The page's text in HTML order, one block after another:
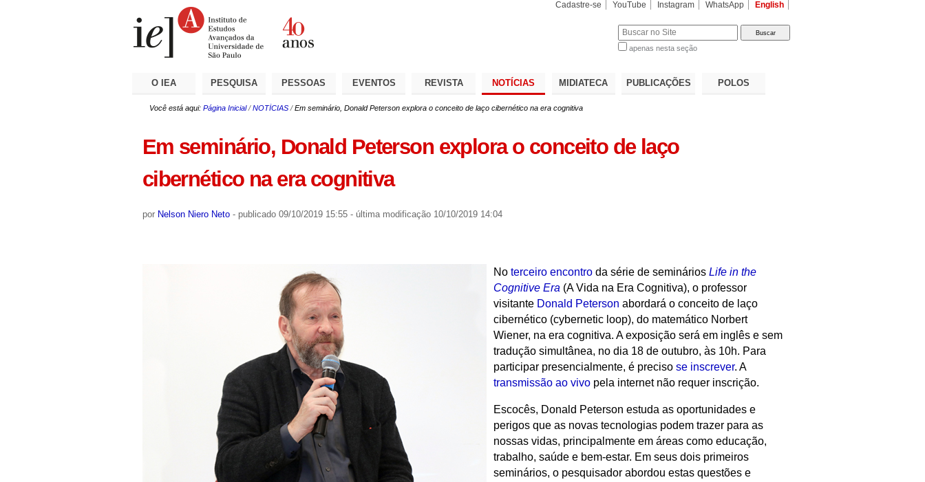
Cadastre-se YouTube Instagram WhatsApp English
apenas nesta seção
O IEA PESQUISA PESSOAS EVENTOS REVISTA NOTÍCIAS MIDIATECA PUBLICAÇÕES POLOS
Você está aqui: Página Inicial /NOTÍCIAS /Em seminário, Donald Peterson explora o conceito de laço cibernético na era cognitiva
Em seminário, Donald Peterson explora o conceito de laço
cibernético na era cognitiva
por Nelson Niero Neto - publicado09/10/2019 15:55 - última modificação10/10/2019 14:04
No terceiro encontroda série de seminários Life in the
Cognitive Era (A Vida na Era Cognitiva), o professor
visitante Donald Peterson abordará o conceito de laço
cibernético (cybernetic loop), do matemático Norbert
Wiener, na era cognitiva. A exposição será em inglês e sem
tradução simultânea, no dia 18 de outubro, às 10h. Para
participar presencialmente, é preciso se inscrever. A
transmissão ao vivopela internet não requer inscrição.
Escocês, Donald Peterson estuda as oportunidades e
perigos que as novas tecnologias podem trazer para as
nossas vidas, principalmente em áreas como educação,
trabalho, saúde e bem-estar. Em seus dois primeiros
seminários, o pesquisador abordou estas questões e